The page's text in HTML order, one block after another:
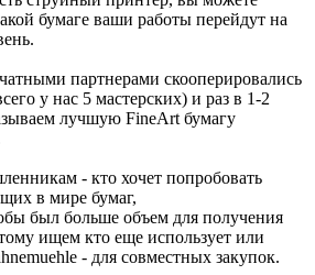
бумаге ваши работы перейдут на
партнерами скооперировались
у нас 5 мастерских) и раз в 1-2
лучшую FineArt бумагу
- кто хочет попробовать
в мире бумаг,
был больше объем для получения
ищем кто еще использует или
- для совместных закупок.